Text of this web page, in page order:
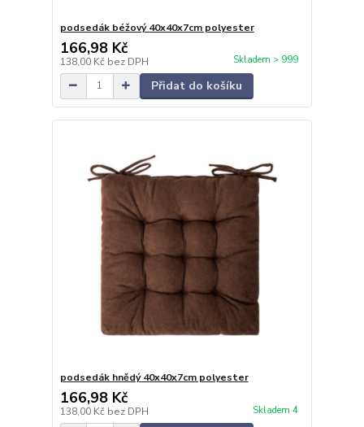
podsedák béžový 40x40x7cm polyester
166,98 Kč
138,00 Kč bez DPH Skladem > 999
Přidat do košíku
podsedák hnědý 40x40x7cm polyester
166,98 Kč
138,00 Kč bez DPH Skladem 4